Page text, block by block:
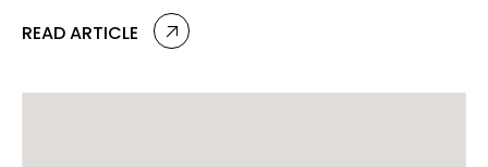
READ ARTICLE